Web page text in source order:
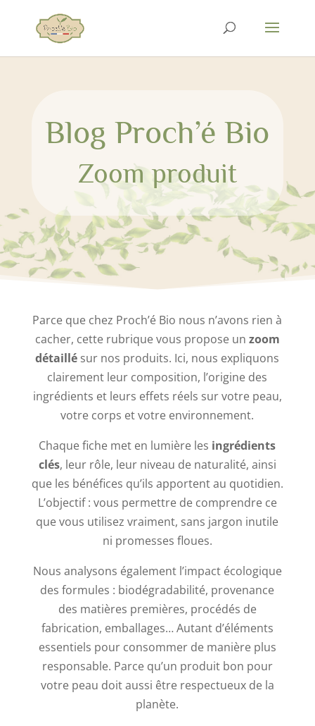
Blog Proch’é Bio
Zoom produit
Parce que chez Proch’é Bio nous n’avons rien à
cacher, cette rubrique vous propose un zoom
détaillé sur nos produits. Ici, nous expliquons
clairement leur composition, l’origine des
ingrédients et leurs effets réels sur votre peau,
votre corps et votre environnement.
Chaque fiche met en lumière les ingrédients
clés, leur rôle, leur niveau de naturalité, ainsi
que les bénéfices qu’ils apportent au quotidien.
L’objectif : vous permettre de comprendre ce
que vous utilisez vraiment, sans jargon inutile
ni promesses floues.
Nous analysons également l’impact écologique
des formules : biodégradabilité, provenance
des matières premières, procédés de
fabrication, emballages… Autant d’éléments
essentiels pour consommer de manière plus
responsable. Parce qu’un produit bon pour
votre peau doit aussi être respectueux de la
planète.